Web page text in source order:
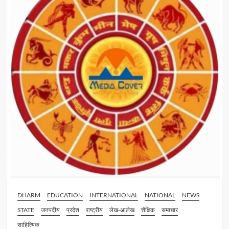
रहे
इकलौते
विधायक उमाशंकर
सिंह
DHARM EDUCATION INTERNATIONAL NATIONAL
NEWS
STATE
जनपदीय प्रदेश राष्ट्रीय लेख-आलेख शैक्षिक
समाचार
साहित्यिक